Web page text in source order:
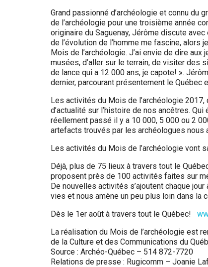
Grand passionné d’archéologie et connu du
de l’archéologie pour une troisième année
originaire du Saguenay, Jérôme discute
de l’évolution de l’homme me fascine, alors
Mois de l’archéologie. J’ai envie de dire
musées, d’aller sur le terrain, de visiter des
de lance qui a 12 000 ans, je capote! ».
dernier, parcourant présentement le Québec
Les activités du Mois de l’archéologie
d’actualité sur l’histoire de nos ancêtres.
réellement passé il y a 10 000, 5 000 ou 2
artefacts trouvés par les archéologues nous
Les activités du Mois de l’archéologie vont
Déjà, plus de 75 lieux à travers tout le
proposent près de 100 activités faites sur
De nouvelles activités s’ajoutent chaque
vies et nous amène un peu plus loin dans la
Dès le 1er août à travers tout le Québec!
La réalisation du Mois de l’archéologie est
de la Culture et des Communications du
Source : Archéo-Québec – 514 872-7720
Relations de presse : Rugicomm – Joanie